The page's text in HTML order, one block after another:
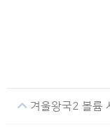
겨울왕국2 볼륨